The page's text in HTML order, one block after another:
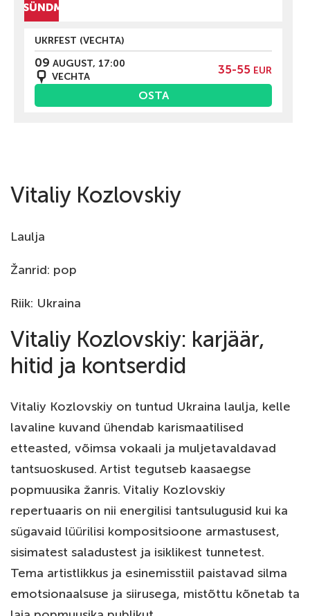
SÜNDMUSED
UKRFEST (VECHTA)
09 AUGUST, 17:00
VECHTA
35-55 EUR
OSTA
Vitaliy Kozlovskiy
Laulja
Žanrid: pop
Riik: Ukraina
Vitaliy Kozlovskiy: karjäär,
hitid ja kontserdid
Vitaliy Kozlovskiy on tuntud Ukraina laulja, kelle
lavaline kuvand ühendab karismaatilised
etteasted, võimsa vokaali ja muljetavaldavad
tantsuoskused. Artist tegutseb kaasaegse
popmuusika žanris. Vitaliy Kozlovskiy
repertuaaris on nii energilisi tantsulugusid kui ka
sügavaid lüürilisi kompositsioone armastusest,
sisimatest saladustest ja isiklikest tunnetest.
Tema artistlikkus ja esinemisstiil paistavad silma
emotsionaalsuse ja siirusega, mistõttu kõnetab ta